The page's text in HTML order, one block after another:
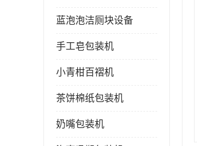
蓝泡泡洁厕块设备
手工皂包装机
小青柑百褶机
茶饼棉纸包装机
奶嘴包装机